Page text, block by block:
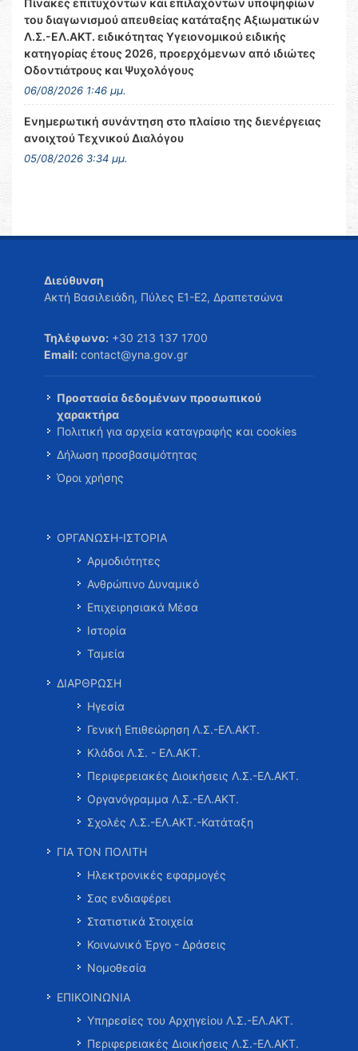
Πίνακες επιτυχόντων και επιλαχόντων υποψηφίων
του διαγωνισμού απευθείας κατάταξης Αξιωματικών
Λ.Σ.-ΕΛ.ΑΚΤ. ειδικότητας Υγειονομικού ειδικής
κατηγορίας έτους 2026, προερχόμενων από ιδιώτες
Οδοντιάτρους και Ψυχολόγους
06/08/2026 1:46 μμ.
Ενημερωτική συνάντηση στο πλαίσιο της διενέργειας
ανοιχτού Τεχνικού Διαλόγου
05/08/2026 3:34 μμ.
Διεύθυνση
Ακτή Βασιλειάδη, Πύλες Ε1-Ε2, Δραπετσώνα
Τηλέφωνο: +30 213 137 1700
Email: contact@yna.gov.gr
Προστασία δεδομένων προσωπικού
χαρακτήρα
Πολιτική για αρχεία καταγραφής και cookies
Δήλωση προσβασιμότητας
Όροι χρήσης
ΟΡΓΑΝΩΣΗ-ΙΣΤΟΡΙΑ
Αρμοδιότητες
Ανθρώπινο Δυναμικό
Επιχειρησιακά Μέσα
Ιστορία
Ταμεία
ΔΙΑΡΘΡΩΣΗ
Ηγεσία
Γενική Επιθεώρηση Λ.Σ.-ΕΛ.ΑΚΤ.
Κλάδοι Λ.Σ. - ΕΛ.ΑΚΤ.
Περιφερειακές Διοικήσεις Λ.Σ.-ΕΛ.ΑΚΤ.
Οργανόγραμμα Λ.Σ.-ΕΛ.ΑΚΤ.
Σχολές Λ.Σ.-ΕΛ.ΑΚΤ.-Κατάταξη
ΓΙΑ ΤΟΝ ΠΟΛΙΤΗ
Ηλεκτρονικές εφαρμογές
Σας ενδιαφέρει
Στατιστικά Στοιχεία
Κοινωνικό Έργο - Δράσεις
Νομοθεσία
ΕΠΙΚΟΙΝΩΝΙΑ
Υπηρεσίες του Αρχηγείου Λ.Σ.-ΕΛ.ΑΚΤ.
Περιφερειακές Διοικήσεις Λ.Σ.-ΕΛ.ΑΚΤ.